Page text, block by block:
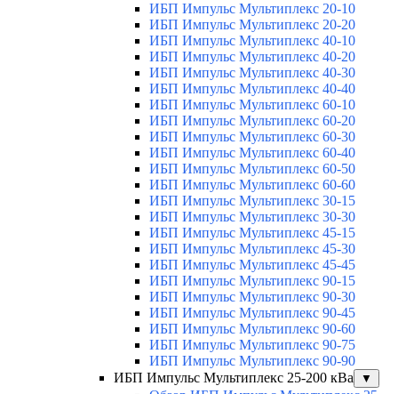
ИБП Импульс Мультиплекс 20-10
ИБП Импульс Мультиплекс 20-20
ИБП Импульс Мультиплекс 40-10
ИБП Импульс Мультиплекс 40-20
ИБП Импульс Мультиплекс 40-30
ИБП Импульс Мультиплекс 40-40
ИБП Импульс Мультиплекс 60-10
ИБП Импульс Мультиплекс 60-20
ИБП Импульс Мультиплекс 60-30
ИБП Импульс Мультиплекс 60-40
ИБП Импульс Мультиплекс 60-50
ИБП Импульс Мультиплекс 60-60
ИБП Импульс Мультиплекс 30-15
ИБП Импульс Мультиплекс 30-30
ИБП Импульс Мультиплекс 45-15
ИБП Импульс Мультиплекс 45-30
ИБП Импульс Мультиплекс 45-45
ИБП Импульс Мультиплекс 90-15
ИБП Импульс Мультиплекс 90-30
ИБП Импульс Мультиплекс 90-45
ИБП Импульс Мультиплекс 90-60
ИБП Импульс Мультиплекс 90-75
ИБП Импульс Мультиплекс 90-90
ИБП Импульс Мультиплекс 25-200 кВа
▼